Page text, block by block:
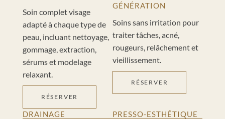
Soin complet visage
adapté à chaque type de
peau, incluant nettoyage,
gommage, extraction,
sérums et modelage
relaxant.
RÉSERVER
GÉNÉRATION
Soins sans irritation pour
traiter tâches, acné,
rougeurs, relâchement et
vieillissement.
RÉSERVER
DRAINAGE
PRESSO-ESTHÉTIQUE